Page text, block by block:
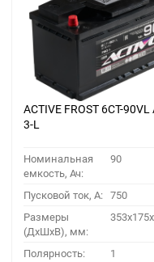
ACTIVE FROST 6СТ-90VL
3-L
Номинальная
емкость, Ач:
90
Пусковой ток, A: 750
Размеры
(ДхШхВ), мм:
Полярность: 1